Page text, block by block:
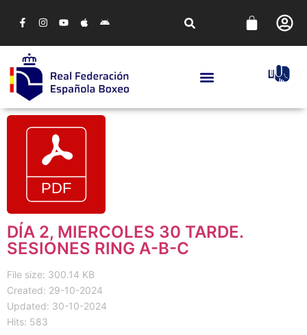
DÍA 2, MIERCOLES 30 TARDE.
SESIONES RING A-B-C
File size: 300.14 KB
Created: 29-10-2024
Updated: 30-10-2024
Hits: 583